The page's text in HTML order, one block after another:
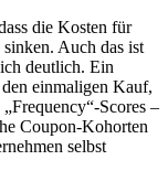
die Kosten für
Auch das ist
deutlich. Ein
einmaligen Kauf,
Scores –
Coupon-Kohorten
selbst